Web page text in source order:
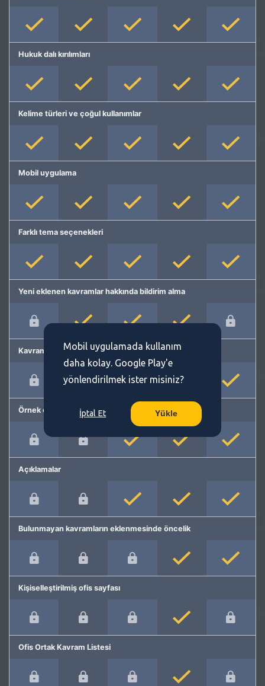
Hukuk dalı kırılımları
Kelime türleri ve çoğul kullanımlar
Mobil uygulama
Farklı tema seçenekleri
Yeni eklenen kavramlar hakkında bildirim alma
Kavram önerme
Örnek cümleler
Açıklamalar
Bulunmayan kavramların eklenmesinde öncelik
Kişiselleştirilmiş ofis sayfası
Ofis Ortak Kavram Listesi
Mobil uygulamada kullanım
daha kolay. Google Play'e
yönlendirilmek ister misiniz?
İptal Et Yükle